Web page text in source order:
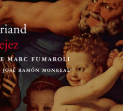
BUSCAR
LISTA DE LIBROS